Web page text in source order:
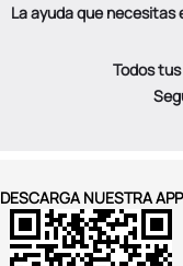
La ayuda que necesitas
Todos
DESCARGA NUESTRA APP